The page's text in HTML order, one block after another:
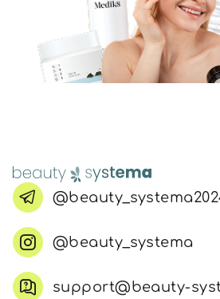
@beauty_systema
support@beauty-